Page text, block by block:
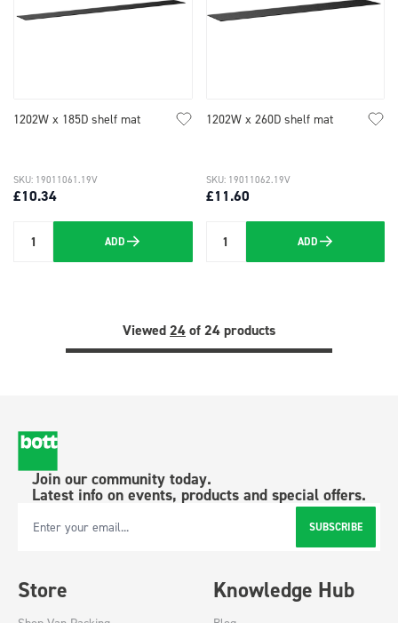
1202W x 185D shelf mat
£10.34
SKU: 19011061.19V
Quantity ADD
1202W x 260D shelf mat
£11.60
SKU: 19011062.19V
Quantity ADD
Viewed24of 24 products
Join our community today.
Latest info on events, products and special offers.
Email Address SUBSCRIBE
Store Knowledge Hub